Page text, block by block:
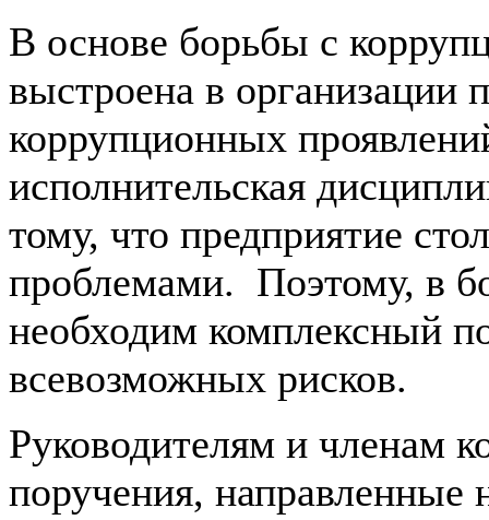
В основе борьбы с
выстроена в
коррупционных
исполнительская
тому, что предприятие
проблемами. Поэтому, в
необходим комплексный
всевозможных рисков.
Руководителям и членам
поручения,